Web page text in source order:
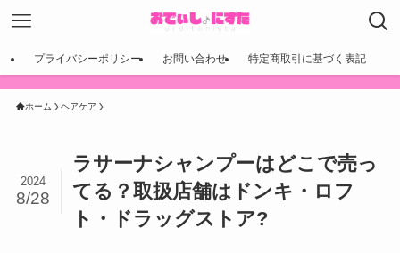
プライバシーポリシー お問い合わせ 特定商取引に基づく表記
ホーム ヘアケア
ラサーナシャンプーはどこで売っ
てる？取扱店舗はドンキ・ロフ
ト・ドラッグストア?
2024
8/28